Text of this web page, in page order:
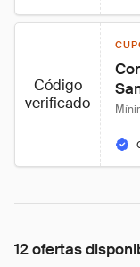
Código
verificado
12 ofertas